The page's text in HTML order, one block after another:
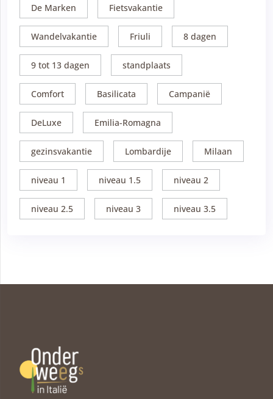
De Marken Fietsvakantie
Wandelvakantie Friuli 8 dagen
9 tot 13 dagen standplaats
Comfort Basilicata Campanië
DeLuxe Emilia-Romagna
gezinsvakantie Lombardije Milaan
niveau 1 niveau 1.5 niveau 2
niveau 2.5 niveau 3 niveau 3.5